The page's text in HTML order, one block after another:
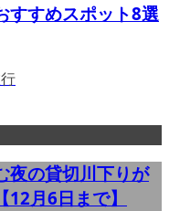
すすめスポット8選
夜の貸切川下りが
月6日まで】